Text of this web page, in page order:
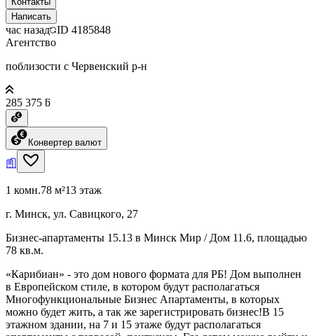
Написать
час назад ID 4185848
Агентство
поблизости с Червенский р-н
285 375 ƃ
Конвертер валют
1 комн.78 м²13 этаж
г. Минск, ул. Савицкого, 27
Бизнес-апартаменты 15.13 в Минск Мир / Дом 11.6, площадью
78 кв.м.
«Карибиан» - это дом нового формата для РБ! Дом выполнен
в Европейском стиле, в котором будут располагаться
Многофункциональные Бизнес Апартаменты, в которых
можно будет жить, а так же зарегистрировать бизнес!В 15
этажном здании, на 7 и 15 этаже будут располагаться